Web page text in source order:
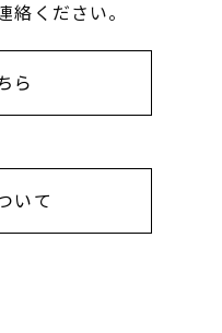
絡ください。
ら
いて